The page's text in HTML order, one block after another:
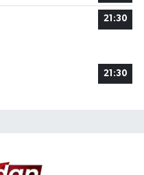
21:30
21:30